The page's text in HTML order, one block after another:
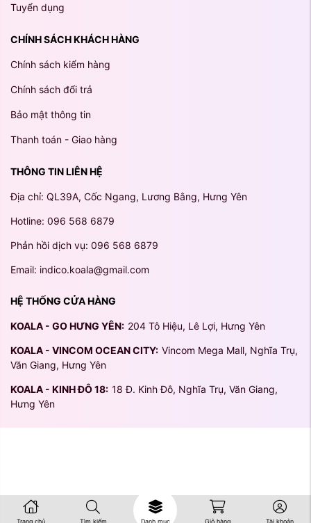
Tuyển dụng
CHÍNH SÁCH KHÁCH HÀNG
Chính sách kiểm hàng
Chính sách đổi trả
Bảo mật thông tin
Thanh toán - Giao hàng
THÔNG TIN LIÊN HỆ
Địa chỉ: QL39A, Cốc Ngang, Lương Bằng, Hưng Yên
Hotline: 096 568 6879
Phản hồi dịch vụ: 096 568 6879
Email: indico.koala@gmail.com
HỆ THỐNG CỬA HÀNG
KOALA - GO HƯNG YÊN: 204 Tô Hiệu, Lê Lợi, Hưng Yên
KOALA - VINCOM OCEAN CITY: Vincom Mega Mall, Nghĩa Trụ,
Văn Giang, Hưng Yên
KOALA - KINH ĐÔ 18: 18 Đ. Kinh Đô, Nghĩa Trụ, Văn Giang,
Hưng Yên
Trang chủ Tìm kiếm Danh mục Giỏ hàng Tài khoản